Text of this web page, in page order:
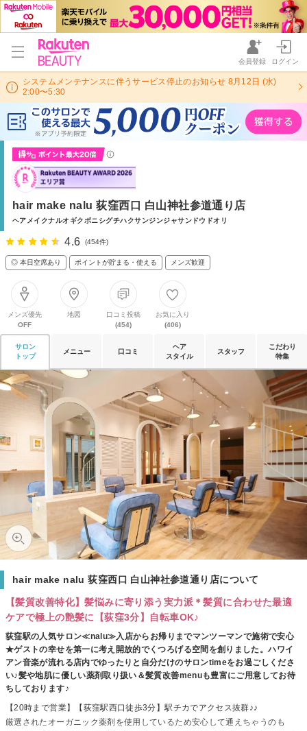
会員登録 ログイン
システムメンテナンスに伴うサービス停止のお知らせ 8月12日 (水)
2:00〜5:30
hair make nalu 荻窪西口 白山神社参道通り店
ヘアメイクナルオギクボニシグチハクサンジンジャサンドウドオリ
4.6 (454件)
◎ 本日空席あり ポイントが貯まる・使える メンズ歓迎
メンズ優先
OFF
地図
口コミ投稿
(454)
お気に入り
(406)
サロン
トップ
メニュー 口コミ
ヘア
スタイル
スタッフ
こだわり
特集
hair make nalu 荻窪西口 白山神社参道通り店について
【髪質改善特化】髪悩みに寄り添う実力派＊髪質に合わせた最適
ケアで極上の艶髪に【荻窪3分】自転車OK♪
荻窪駅の人気サロン≪nalu≫入店からお帰りまでマンツーマンで施術で安心
★ゲストの幸せを第一に考え開放的でくつろげる空間を創りました。ハワイ
アン音楽が流れる店内でゆったりと自分だけのサロンtimeをお過ごしくださ
い♪髪や地肌に優しい薬剤取り扱い＆髪質改善menuも豊富にご用意してお待
ちしております♪
【20時まで営業】【荻窪駅西口徒歩3分】駅チカでアクセス抜群♪♪
厳選されたオーガニック薬剤を使用しているため安心して通えちゃうのも